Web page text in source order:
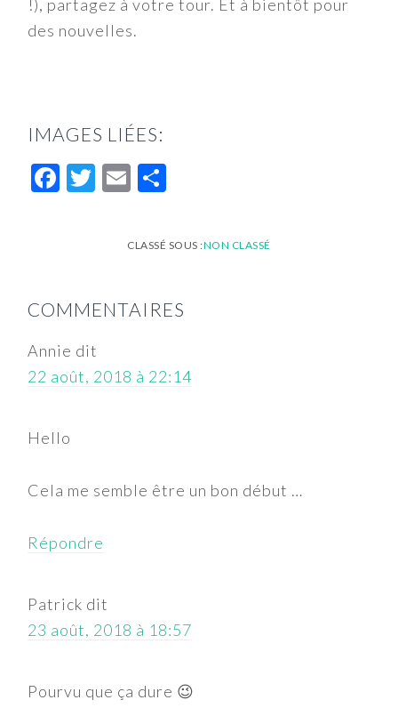
!), partagez à votre tour. Et à bientôt pour
des nouvelles.
IMAGES LIÉES:
Facebook
Twitter
Email
CLASSÉ SOUS :NON CLASSÉ
DU
LECTEUR
COMMENTAIRES
Annie dit
22 août, 2018 à 22:14
Hello
Cela me semble être un bon début …
Répondre
Patrick dit
23 août, 2018 à 18:57
Pourvu que ça dure 😉